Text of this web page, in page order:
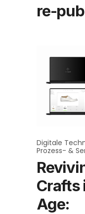
re-
Digitale
Prozess- &
Crafts
Age: